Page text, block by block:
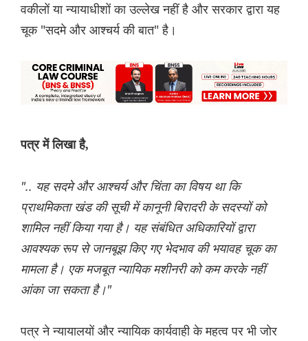
वकीलों या न्यायाधीशों का उल्लेख नहीं है और सरकार द्वारा यह
चूक "सदमे और आश्चर्य की बात" है।
पत्र में लिखा है,
".. यह सदमे और आश्चर्य और चिंता का विषय था कि
प्राथमिकता खंड की सूची में कानूनी बिरादरी के सदस्यों को
शामिल नहीं किया गया है। यह संबंधित अधिकारियों द्वारा
आवश्यक रूप से जानबूझ किए गए भेदभाव की भयावह चूक का
मामला है। एक मजबूत न्यायिक मशीनरी को कम करके नहीं
आंका जा सकता है।"
पत्र ने न्यायालयों और न्यायिक कार्यवाही के महत्व पर भी जोर